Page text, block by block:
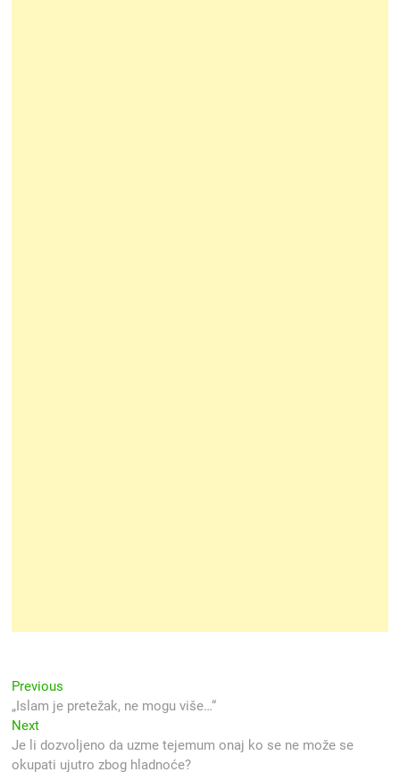
Navigacija
objava
Previous
post:
„Islam je pretežak, ne mogu više…“
NextNext
post:
Je li dozvoljeno da uzme tejemum onaj ko se ne može se
okupati ujutro zbog hladnoće?